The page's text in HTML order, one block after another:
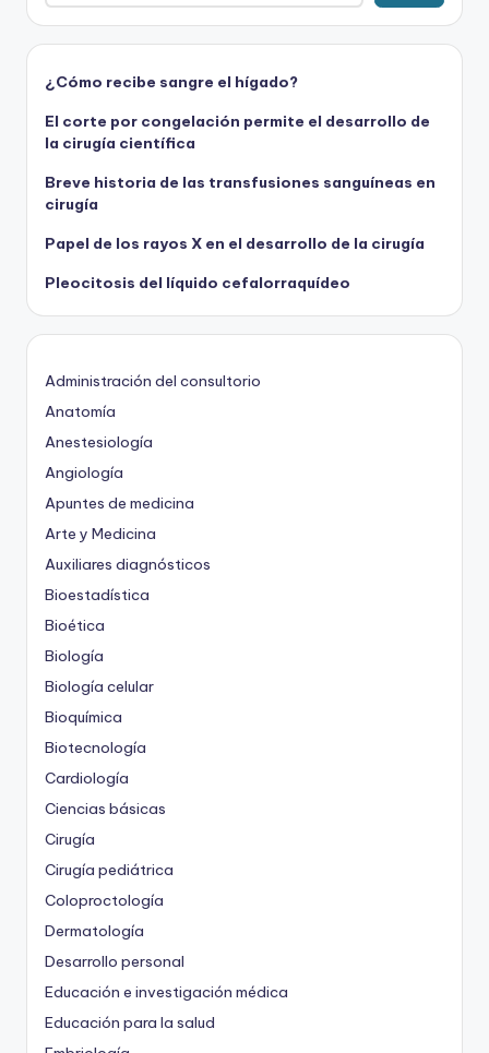
¿Cómo recibe sangre el hígado?
El corte por congelación permite el desarrollo de
la cirugía científica
Breve historia de las transfusiones sanguíneas en
cirugía
Papel de los rayos X en el desarrollo de la cirugía
Pleocitosis del líquido cefalorraquídeo
Administración del consultorio
Anatomía
Anestesiología
Angiología
Apuntes de medicina
Arte y Medicina
Auxiliares diagnósticos
Bioestadística
Bioética
Biología
Biología celular
Bioquímica
Biotecnología
Cardiología
Ciencias básicas
Cirugía
Cirugía pediátrica
Coloproctología
Dermatología
Desarrollo personal
Educación e investigación médica
Educación para la salud